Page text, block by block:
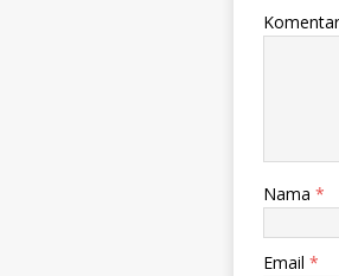
Komentar
Nama *
Email *